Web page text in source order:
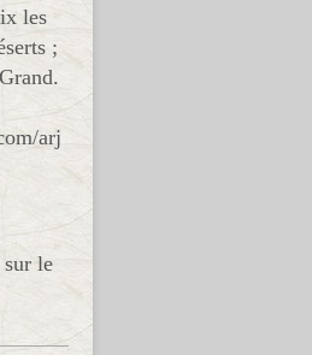
les
;
arj
sur le